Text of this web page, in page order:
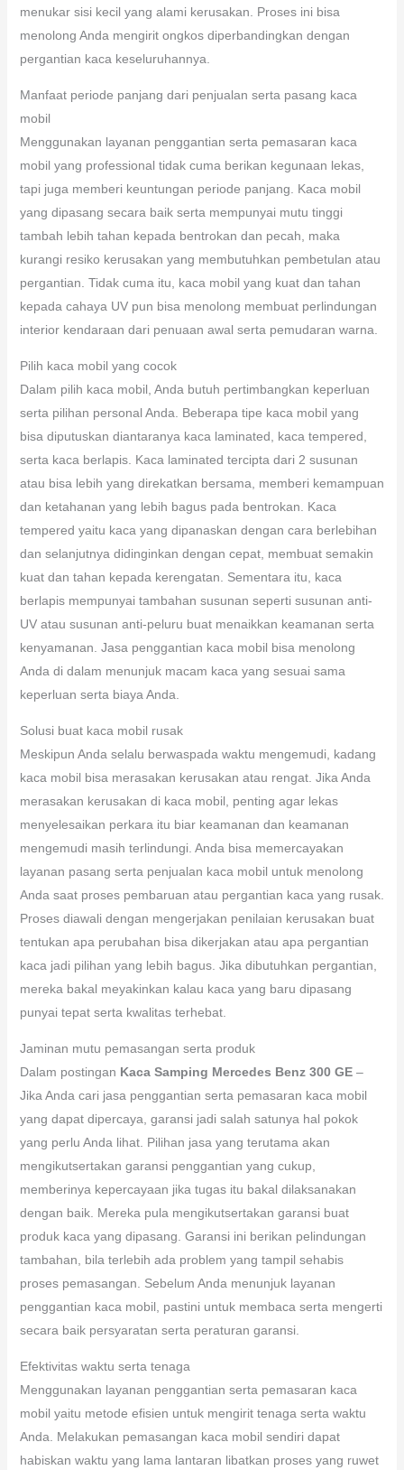
menukar sisi kecil yang alami kerusakan. Proses ini bisa
menolong Anda mengirit ongkos diperbandingkan dengan
pergantian kaca keseluruhannya.
Manfaat periode panjang dari penjualan serta pasang kaca
mobil
Menggunakan layanan penggantian serta pemasaran kaca
mobil yang professional tidak cuma berikan kegunaan lekas,
tapi juga memberi keuntungan periode panjang. Kaca mobil
yang dipasang secara baik serta mempunyai mutu tinggi
tambah lebih tahan kepada bentrokan dan pecah, maka
kurangi resiko kerusakan yang membutuhkan pembetulan atau
pergantian. Tidak cuma itu, kaca mobil yang kuat dan tahan
kepada cahaya UV pun bisa menolong membuat perlindungan
interior kendaraan dari penuaan awal serta pemudaran warna.
Pilih kaca mobil yang cocok
Dalam pilih kaca mobil, Anda butuh pertimbangkan keperluan
serta pilihan personal Anda. Beberapa tipe kaca mobil yang
bisa diputuskan diantaranya kaca laminated, kaca tempered,
serta kaca berlapis. Kaca laminated tercipta dari 2 susunan
atau bisa lebih yang direkatkan bersama, memberi kemampuan
dan ketahanan yang lebih bagus pada bentrokan. Kaca
tempered yaitu kaca yang dipanaskan dengan cara berlebihan
dan selanjutnya didinginkan dengan cepat, membuat semakin
kuat dan tahan kepada kerengatan. Sementara itu, kaca
berlapis mempunyai tambahan susunan seperti susunan anti-
UV atau susunan anti-peluru buat menaikkan keamanan serta
kenyamanan. Jasa penggantian kaca mobil bisa menolong
Anda di dalam menunjuk macam kaca yang sesuai sama
keperluan serta biaya Anda.
Solusi buat kaca mobil rusak
Meskipun Anda selalu berwaspada waktu mengemudi, kadang
kaca mobil bisa merasakan kerusakan atau rengat. Jika Anda
merasakan kerusakan di kaca mobil, penting agar lekas
menyelesaikan perkara itu biar keamanan dan keamanan
mengemudi masih terlindungi. Anda bisa memercayakan
layanan pasang serta penjualan kaca mobil untuk menolong
Anda saat proses pembaruan atau pergantian kaca yang rusak.
Proses diawali dengan mengerjakan penilaian kerusakan buat
tentukan apa perubahan bisa dikerjakan atau apa pergantian
kaca jadi pilihan yang lebih bagus. Jika dibutuhkan pergantian,
mereka bakal meyakinkan kalau kaca yang baru dipasang
punyai tepat serta kwalitas terhebat.
Jaminan mutu pemasangan serta produk
Dalam postingan Kaca Samping Mercedes Benz 300 GE–
Jika Anda cari jasa penggantian serta pemasaran kaca mobil
yang dapat dipercaya, garansi jadi salah satunya hal pokok
yang perlu Anda lihat. Pilihan jasa yang terutama akan
mengikutsertakan garansi penggantian yang cukup,
memberinya kepercayaan jika tugas itu bakal dilaksanakan
dengan baik. Mereka pula mengikutsertakan garansi buat
produk kaca yang dipasang. Garansi ini berikan pelindungan
tambahan, bila terlebih ada problem yang tampil sehabis
proses pemasangan. Sebelum Anda menunjuk layanan
penggantian kaca mobil, pastini untuk membaca serta mengerti
secara baik persyaratan serta peraturan garansi.
Efektivitas waktu serta tenaga
Menggunakan layanan penggantian serta pemasaran kaca
mobil yaitu metode efisien untuk mengirit tenaga serta waktu
Anda. Melakukan pemasangan kaca mobil sendiri dapat
habiskan waktu yang lama lantaran libatkan proses yang ruwet